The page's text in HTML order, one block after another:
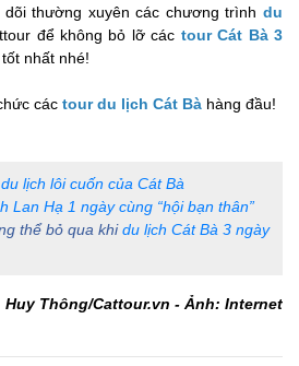
thường xuyên các chương trình du
để không bỏ lỡ các tour Cát Bà 3
nhất nhé!
các tour du lịch Cát Bà hàng đầu!
lịch lôi cuốn của Cát Bà
Lan Hạ 1 ngày cùng “hội bạn thân”
thể bỏ qua khidu lịch Cát Bà 3 ngày
Huy Thông/Cattour.vn - Ảnh: Internet